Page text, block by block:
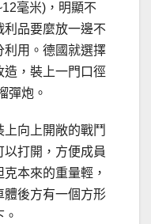
毫米)，明顯不
利品要麼放一邊不
利用。德國就選擇
造，裝上一門口徑
彈炮。
向上開敞的戰鬥
打開，方便成員
本來的重量輕，
體後方有一個方形